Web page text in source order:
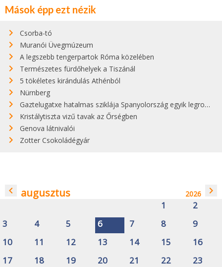
Mások épp ezt nézik
Csorba-tó
Muranói Üvegmúzeum
A legszebb tengerpartok Róma közelében
Természetes fürdőhelyek a Tiszánál
5 tökéletes kirándulás Athénból
Nürnberg
Gaztelugatxe hatalmas sziklája Spanyolország egyik legromantikusabb célpontja
Kristálytiszta vizű tavak az Őrségben
Genova látnivalói
Zotter Csokoládégyár
navigate_before augusztus 2026 navigate_next
1
2
3
4 5 6 7 8
9
10
11 12 13 14 15
16
17
18 19 20 21 22
23